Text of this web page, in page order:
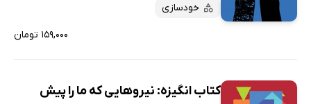
خودسازی
۱۵۹,۰۰۰ تومان
کتاب انگیزه: نیروهایی که ما را پیش